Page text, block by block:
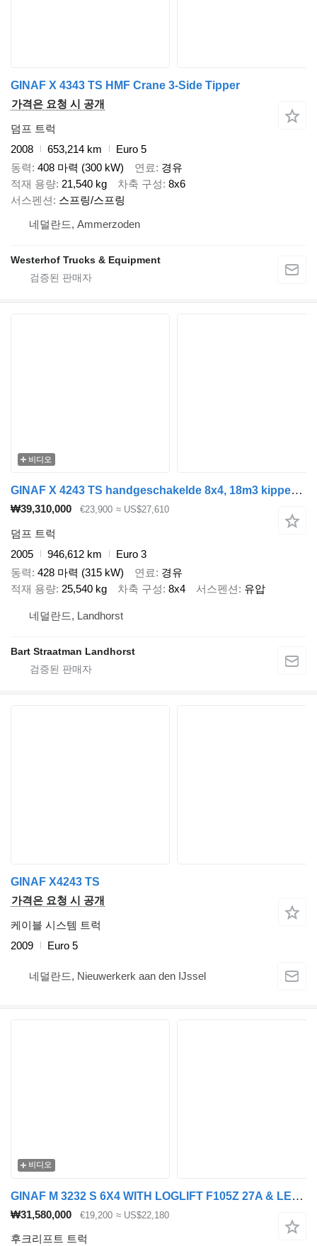
GINAF X 4343 TS HMF Crane 3-Side Tipper
가격은 요청 시 공개
덤프 트럭
2008
653,214 km
Euro 5
동력 408 마력 (300 kW) 연료
경유
적재 용량 21,540 kg 차축 구성 8x6
서스펜션
스프링/스프링
네덜란드, Ammerzoden
Westerhof Trucks & Equipment
비디오
GINAF X 4243 TS handgeschakelde 8x4, 18m3 kipper met aluminium afdekkl
₩39,310,000 €23,900 ≈ US$27,610
덤프 트럭
2005
946,612 km
Euro 3
동력 428 마력 (315 kW) 연료
경유
적재 용량 25,540 kg 차축 구성 8x4 서스펜션 유압
네덜란드, Landhorst
Bart Straatman Landhorst
GINAF X4243 TS
가격은 요청 시 공개
케이블 시스템 트럭
2009
Euro 5
네덜란드, Nieuwerkerk aan den IJssel
비디오
GINAF M 3232 S 6X4 WITH LOGLIFT F105Z 27A & LEEBUR HOOK-ARM SYSTEM (EU
₩31,580,000 €19,200 ≈ US$22,180
후크리프트 트럭